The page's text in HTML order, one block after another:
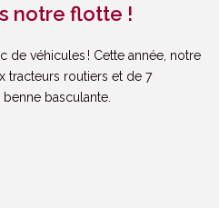
notre flotte !
de véhicules ! Cette année, notre
tracteurs routiers et de 7
basculante.